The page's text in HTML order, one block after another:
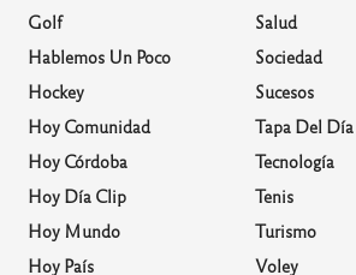
Golf
Hablemos Un Poco
Hockey
Hoy Comunidad
Hoy Córdoba
Hoy Día Clip
Hoy Mundo
Hoy País
Salud
Sociedad
Sucesos
Tapa Del Día
Tecnología
Tenis
Turismo
Voley